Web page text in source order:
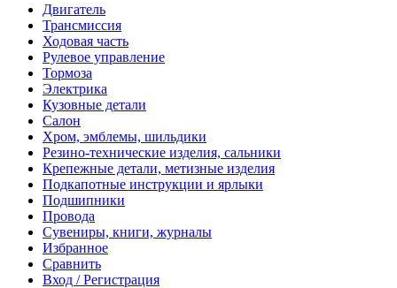
Двигатель
Трансмиссия
Ходовая часть
Рулевое управление
Тормоза
Электрика
Кузовные детали
Салон
Хром, эмблемы, шильдики
Резино-технические изделия, сальники
Крепежные детали, метизные изделия
Подкапотные инструкции и ярлыки
Подшипники
Провода
Сувениры, книги, журналы
Избранное
Сравнить
Вход / Регистрация